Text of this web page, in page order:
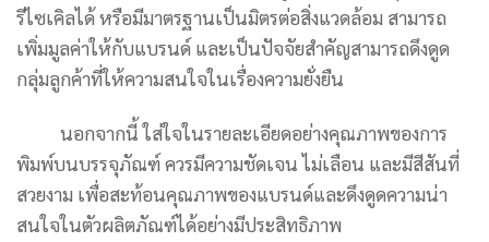
รีไซเคิลได้ หรือมีมาตรฐานเป็นมิตรต่อสิ่งแวดล้อม สามารถ
เพิ่มมูลค่าให้กับแบรนด์ และเป็นปัจจัยสำคัญสามารถดึงดูด
กลุ่มลูกค้าที่ให้ความสนใจในเรื่องความยั่งยืน
นอกจากนี้ ใส่ใจในรายละเอียดอย่างคุณภาพของการ
พิมพ์บนบรรจุภัณฑ์ ควรมีความชัดเจน ไม่เลือน และมีสีสันที่
สวยงาม เพื่อสะท้อนคุณภาพของแบรนด์และดึงดูดความน่า
สนใจในตัวผลิตภัณฑ์ได้อย่างมีประสิทธิภาพ